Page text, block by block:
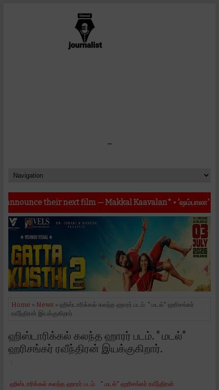
-
their next film — Makkal Kaavalan*•'ஷம்பாலா' வெற்றிக்
Home » News » ஹிஸ்டாரிக்கல் கலந்த ஹாரர் படம். " மடல்" ஹரிசங்கர்
ரவீந்திரன் இயக்குகிறார்.
ஹிஸ்டாரிக்கல் கலந்த ஹாரர் படம். " மடல்"
ஹரிசங்கர் ரவீந்திரன் இயக்குகிறார்.
ஹிஸ்டாரிக்கல் கலந்த ஹாரர் படம். " மடல்" ஹரிசங்கர் ரவீந்திரன்